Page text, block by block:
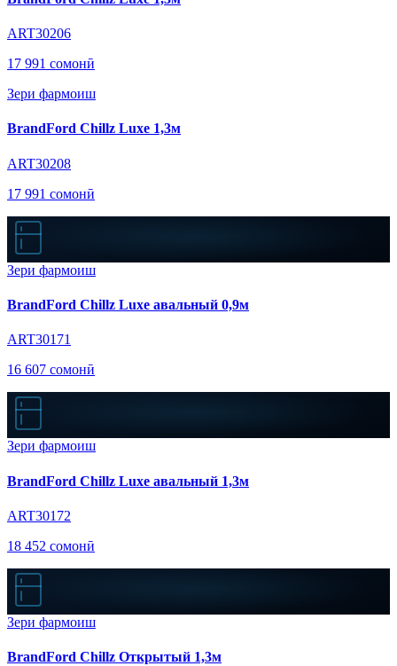
ART30206
17 991 сомонӣ
Зери фармоиш
BrandFord Chillz Luxe 1,3м
ART30208
17 991 сомонӣ
Зери фармоиш
BrandFord Chillz Luxe авальный 0,9м
ART30171
16 607 сомонӣ
Зери фармоиш
BrandFord Chillz Luxe авальный 1,3м
ART30172
18 452 сомонӣ
Зери фармоиш
BrandFord Chillz Открытый 1,3м